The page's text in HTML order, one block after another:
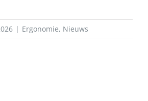
| Ergonomie, Nieuws